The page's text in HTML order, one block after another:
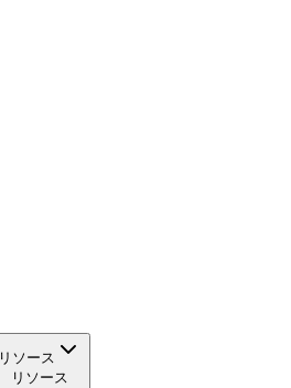
リソース
リソース